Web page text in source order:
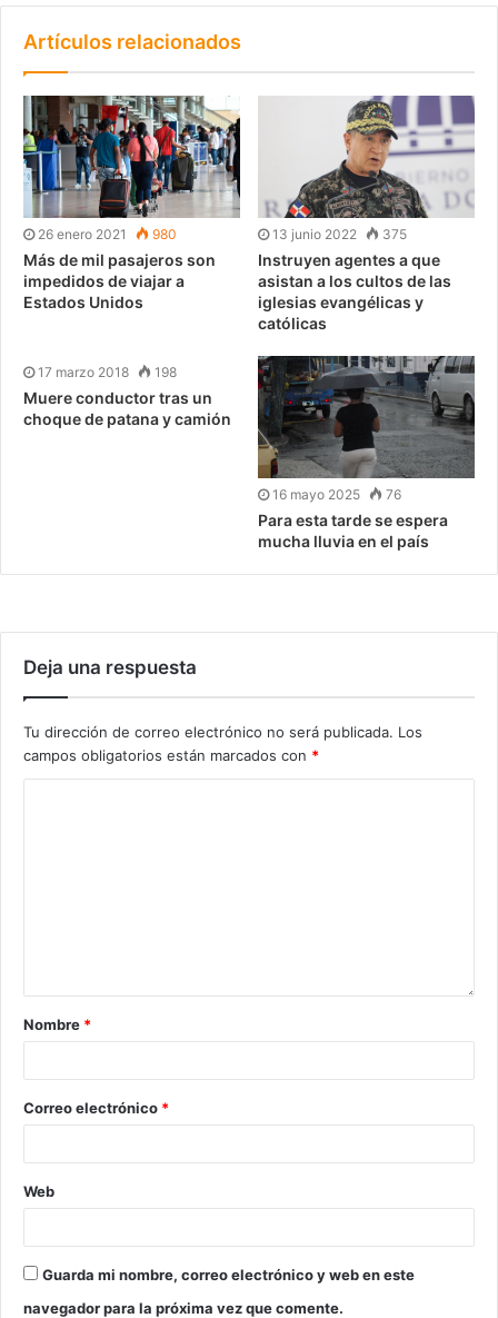
Artículos relacionados
26 enero 2021 980
Más de mil pasajeros son
impedidos de viajar a
Estados Unidos
13 junio 2022 375
Instruyen agentes a que
asistan a los cultos de las
iglesias evangélicas y
católicas
17 marzo 2018 198
Muere conductor tras un
choque de patana y camión
16 mayo 2025 76
Para esta tarde se espera
mucha lluvia en el país
Deja una respuesta
Tu dirección de correo electrónico no será publicada. Los
campos obligatorios están marcados con *
Nombre *
Correo electrónico *
Web
Guarda mi nombre, correo electrónico y web en este
navegador para la próxima vez que comente.